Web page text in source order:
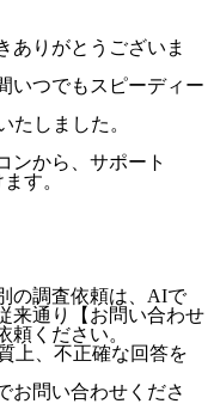
ありがとうございま
いつでもスピーディー
たしました。
ンから、サポート
す。
の調査依頼は、AIで
来通り【お問い合わせ
頼ください。
上、不正確な回答を
お問い合わせくださ